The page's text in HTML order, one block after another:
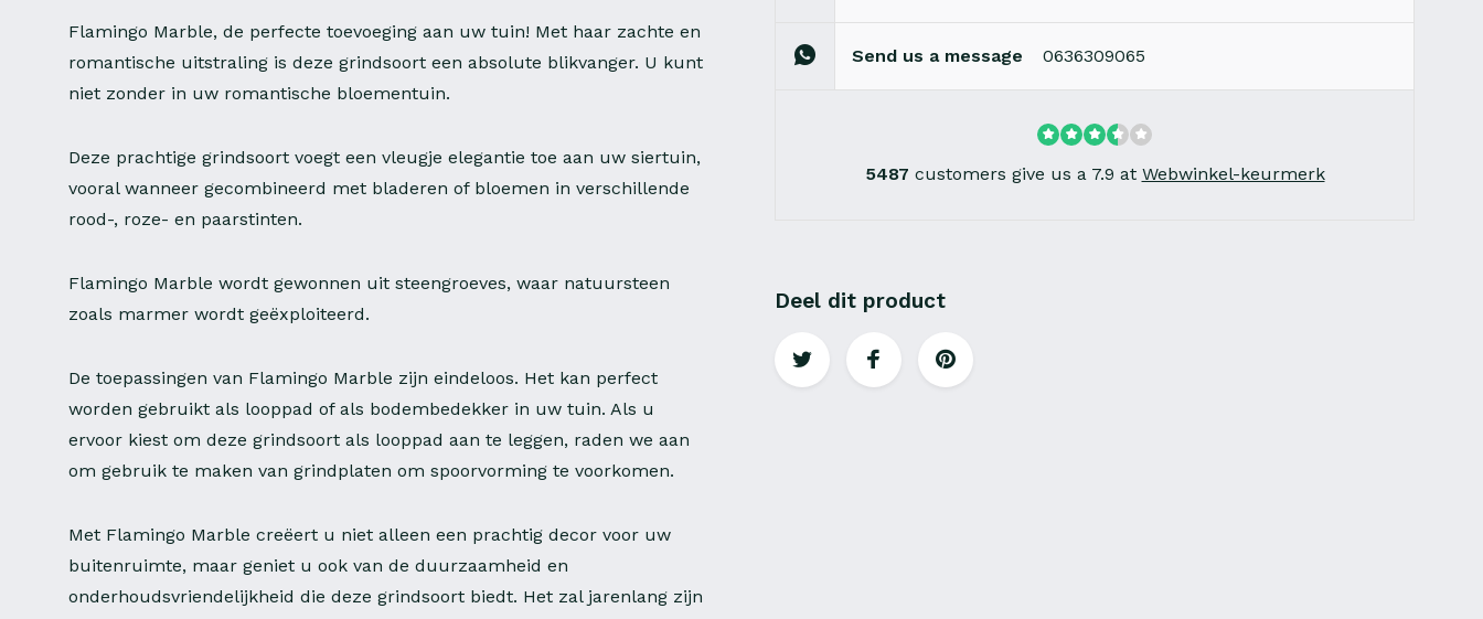
Flamingo Marble, de perfecte toevoeging aan uw tuin! Met haar zachte en
romantische uitstraling is deze grindsoort een absolute blikvanger. U kunt
niet zonder in uw romantische bloementuin.
Deze prachtige grindsoort voegt een vleugje elegantie toe aan uw siertuin,
vooral wanneer gecombineerd met bladeren of bloemen in verschillende
rood-, roze- en paarstinten.
Flamingo Marble wordt gewonnen uit steengroeves, waar natuursteen
zoals marmer wordt geëxploiteerd.
De toepassingen van Flamingo Marble zijn eindeloos. Het kan perfect
worden gebruikt als looppad of als bodembedekker in uw tuin. Als u
ervoor kiest om deze grindsoort als looppad aan te leggen, raden we aan
om gebruik te maken van grindplaten om spoorvorming te voorkomen.
Met Flamingo Marble creëert u niet alleen een prachtig decor voor uw
buitenruimte, maar geniet u ook van de duurzaamheid en
onderhoudsvriendelijkheid die deze grindsoort biedt. Het zal jarenlang zijn
Send us a message 0636309065
5487 customers give us a 7.9 at Webwinkel-keurmerk
Deel dit product